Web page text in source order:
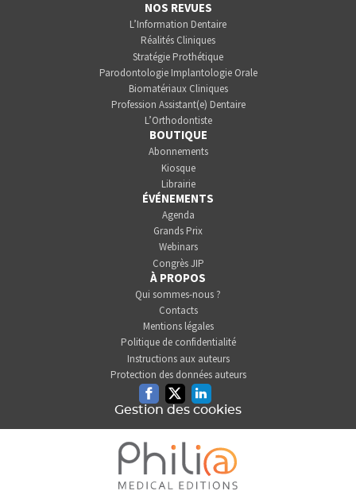
NOS REVUES
L’Information Dentaire
Réalités Cliniques
Stratégie Prothétique
Parodontologie Implantologie Orale
Biomatériaux Cliniques
Profession Assistant(e) Dentaire
L’Orthodontiste
BOUTIQUE
Abonnements
Kiosque
Librairie
ÉVÉNEMENTS
Agenda
Grands Prix
Webinars
Congrès JIP
À PROPOS
Qui sommes-nous ?
Contacts
Mentions légales
Politique de confidentialité
Instructions aux auteurs
Protection des données auteurs
FacebookTwitterLinkedin
Gestion des cookies